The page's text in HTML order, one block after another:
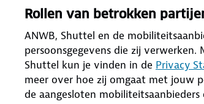
Rollen van betrokken
ANWB, Shuttel en de
persoonsgegevens die zij
Shuttel kun je vinden in de Privacy
meer over hoe zij omgaat met jouw
de aangesloten